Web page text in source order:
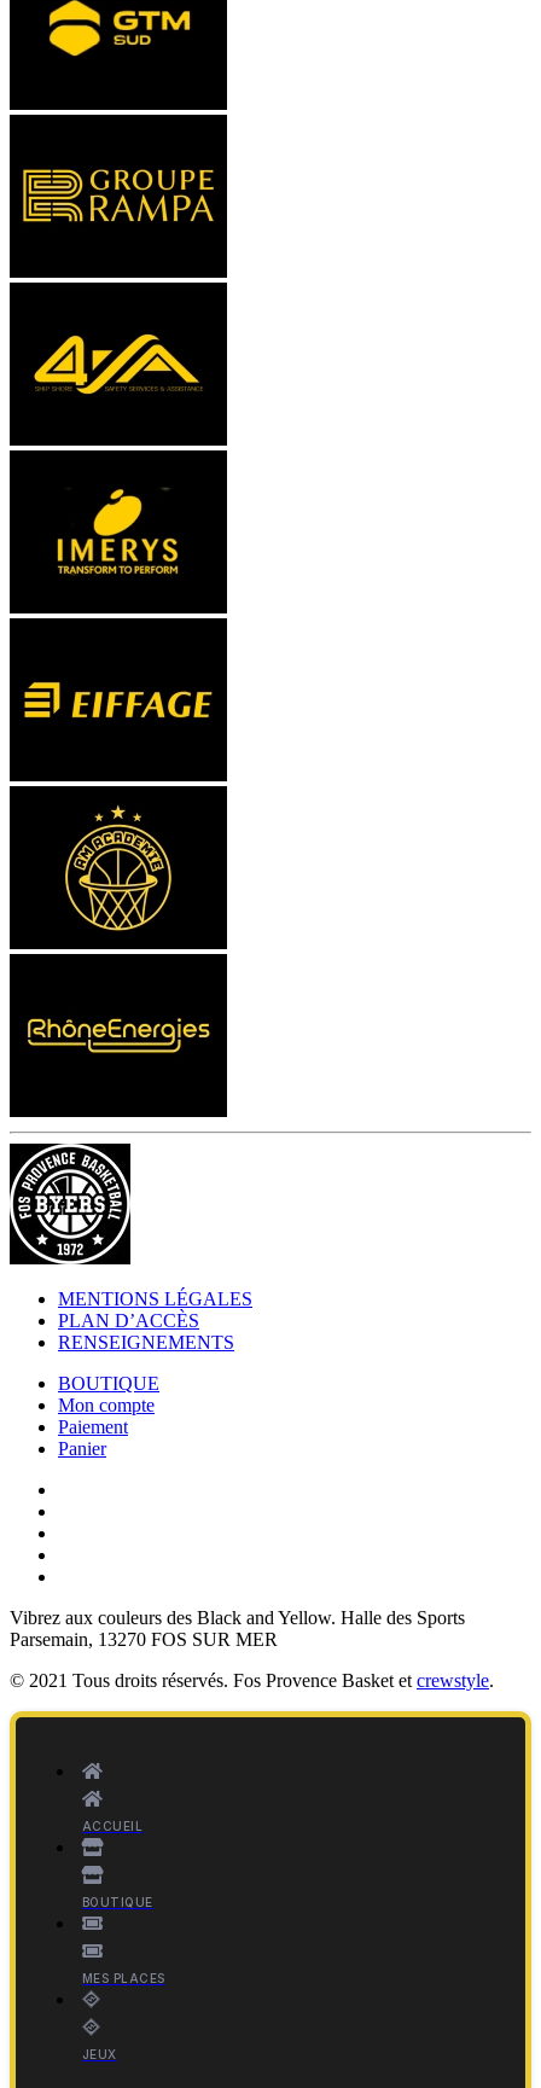
MENTIONS LÉGALES
PLAN D’ACCÈS
RENSEIGNEMENTS
BOUTIQUE
Mon compte
Paiement
Panier
Vibrez aux couleurs des Black and Yellow. Halle des Sports
Parsemain, 13270 FOS SUR MER
© 2021 Tous droits réservés. Fos Provence Basket et crewstyle.
ACCUEIL
BOUTIQUE
MES PLACES
JEUX